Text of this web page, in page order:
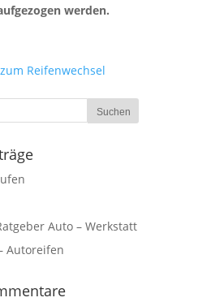
werden.
Reifenwechsel
Auto – Werkstatt
Autoreifen